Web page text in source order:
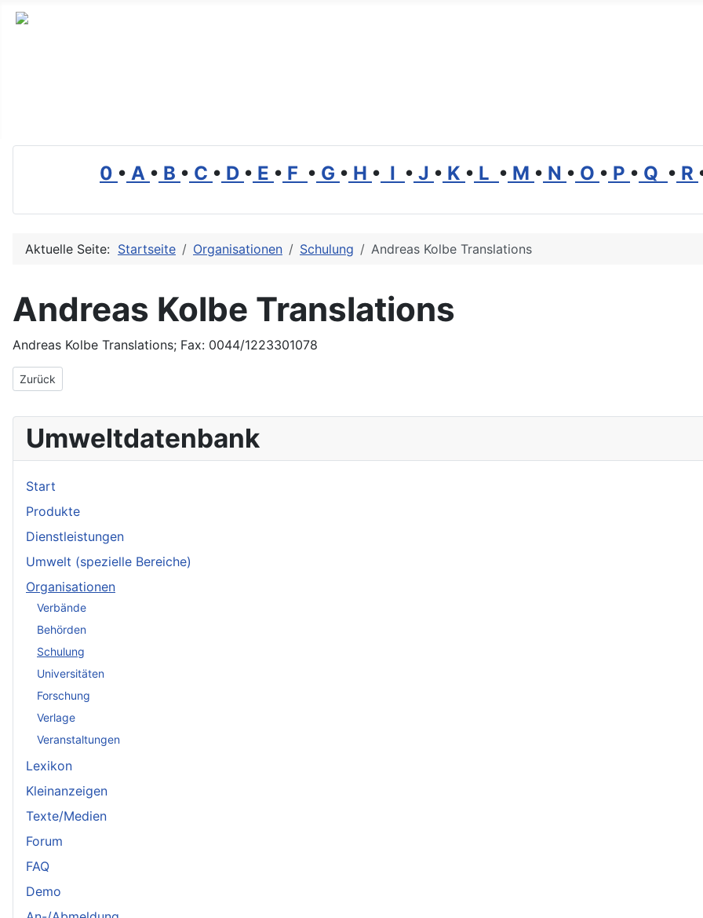
0 • A • B • C • D • E • F • G • H • I • J • K • L • M • N • O • P • Q • R
Aktuelle Seite: Startseite Organisationen Schulung Andreas Kolbe Translations
Andreas Kolbe Translations
Andreas Kolbe Translations; Fax: 0044/1223301078
Vorheriger Beitrag: Akademie für Naturschutz und Landschaftspflege
Zurück
Umweltdatenbank
Start
Produkte
Dienstleistungen
Umwelt (spezielle Bereiche)
Organisationen
Verbände
Behörden
Schulung
Universitäten
Forschung
Verlage
Veranstaltungen
Lexikon
Kleinanzeigen
Texte/Medien
Forum
FAQ
Demo